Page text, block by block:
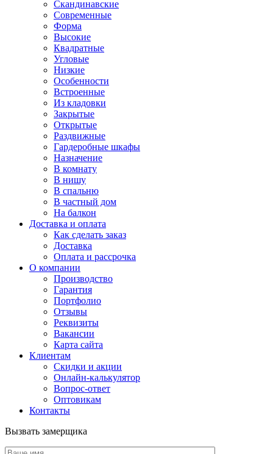
Скандинавские
Современные
Форма
Высокие
Квадратные
Угловые
Низкие
Особенности
Встроенные
Из кладовки
Закрытые
Открытые
Раздвижные
Гардеробные шкафы
Назначение
В комнату
В нишу
В спальню
В частный дом
На балкон
Доставка и оплата
Как сделать заказ
Доставка
Оплата и рассрочка
О компании
Производство
Гарантия
Портфолио
Отзывы
Реквизиты
Вакансии
Карта сайта
Клиентам
Скидки и акции
Онлайн-калькулятор
Вопрос-ответ
Оптовикам
Контакты
Вызвать замерщика